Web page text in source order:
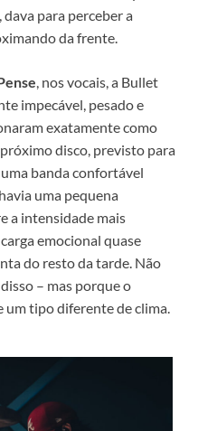
para perceber a
da frente.
, nos vocais, a Bullet
impecável, pesado e
exatamente como
disco, previsto para
banda confortável
uma pequena
a intensidade mais
emocional quase
do resto da tarde. Não
– mas porque o
um tipo diferente de clima.